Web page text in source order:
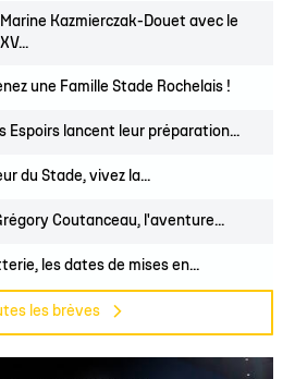
Marine Kazmierczak-Douet avec le
XV...
une Famille Stade Rochelais !
Espoirs lancent leur préparation...
du Stade, vivez la...
Coutanceau, l'aventure...
les dates de mises en...
les brèves